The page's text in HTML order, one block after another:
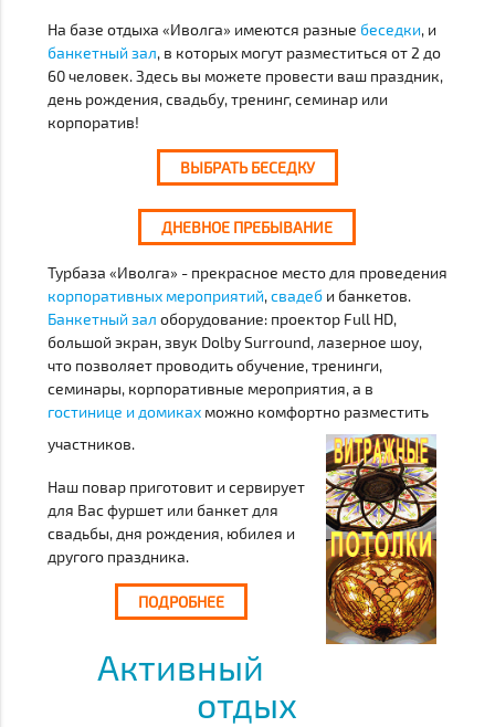
На базе отдыха «Иволга» имеются разные беседки, и
банкетный зал, в которых могут разместиться от 2 до
60 человек. Здесь вы можете провести ваш праздник,
день рождения, свадьбу, тренинг, семинар или
корпоратив!
ВЫБРАТЬ БЕСЕДКУ
ДНЕВНОЕ ПРЕБЫВАНИЕ
Турбаза «Иволга» - прекрасное место для проведения
корпоративных мероприятий,свадеби банкетов.
Банкетный зал оборудование: проектор Full HD,
большой экран, звук Dolby Surround, лазерное шоу,
что позволяет проводить обучение, тренинги,
семинары, корпоративные мероприятия, а в
гостинице и домиках можно комфортно разместить
участников.
Наш повар приготовит и сервирует
для Вас фуршет или банкет для
свадьбы, дня рождения, юбилея и
другого праздника.
ПОДРОБНЕЕ
Активный
отдых